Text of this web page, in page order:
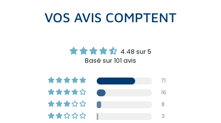
VOS AVIS COMPTENT
4.48 sur 5
Basé sur 101 avis
71
16
8
3